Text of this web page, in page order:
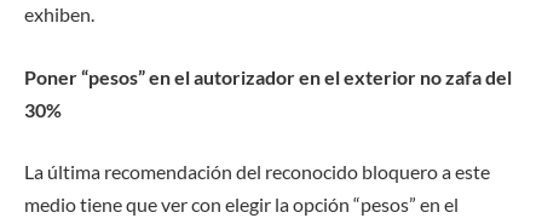
exhiben.
Poner “pesos” en el autorizador en el exterior no zafa del
30%
La última recomendación del reconocido bloquero a este
medio tiene que ver con elegir la opción “pesos” en el